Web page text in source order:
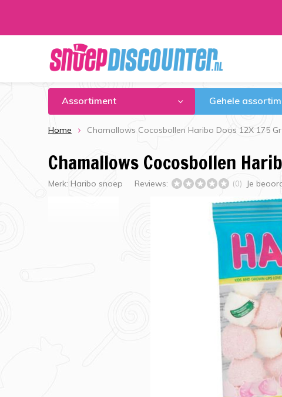
Assortiment Gehele
Home Chamallows Cocosbollen Haribo Doos 12X 175 Gr
Chamallows Cocosbollen
Merk: Haribo snoep Reviews: (0) Je